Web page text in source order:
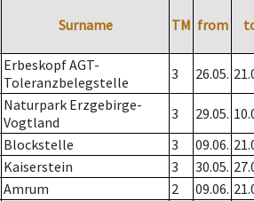
Surname TM from
Erbeskopf AGT-
Toleranzbelegstelle
3 26.05.
Naturpark Erzgebirge-
Vogtland
3 29.05.
Blockstelle 3 09.06.
Kaiserstein 3 30.05.
Amrum 2 09.06.